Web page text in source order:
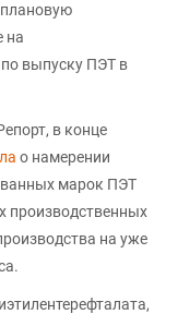
плановую
на
выпуску ПЭТ в
в конце
о намерении
марок ПЭТ
производственных
на уже